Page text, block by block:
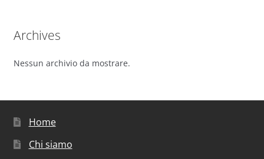
Archives
Nessun archivio da mostrare.
Home
Chi siamo